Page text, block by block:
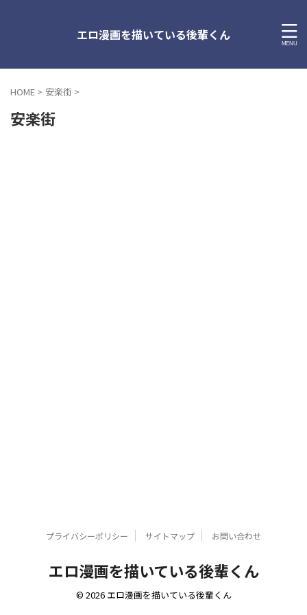
エロ漫画を描いている後輩くん
HOME > 安楽街 >
安楽街
プライバシーポリシー サイトマップ お問い合わせ
エロ漫画を描いている後輩くん
© 2026 エロ漫画を描いている後輩くん